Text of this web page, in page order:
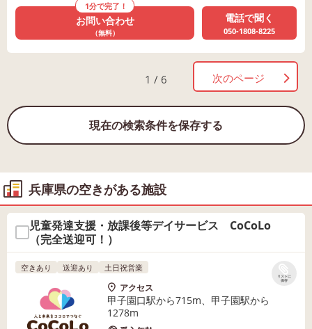
1分で完了！
お問い合わせ
（無料）
電話で聞く
050-1808-8225
1 / 6 次のページ
現在の検索条件を保存する
兵庫県の空きがある施設
児童発達支援・放課後等デイサービス CoCoLo
（完全送迎可！）
リストに
保存
空きあり 送迎あり 土日祝営業
アクセス
甲子園口駅から715m、甲子園駅から
1278m